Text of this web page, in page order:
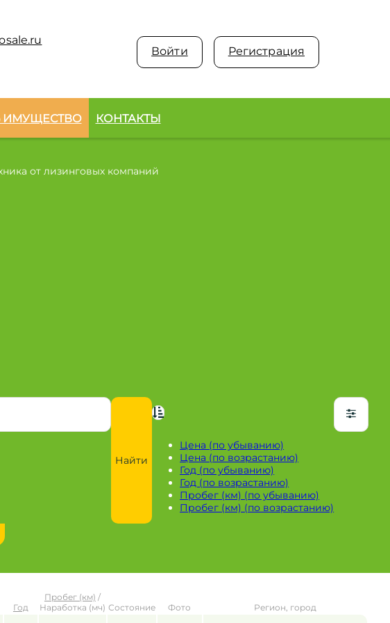
Войти Регистрация
ИМУЩЕСТВО КОНТАКТЫ
Найти
Цена (по убыванию)
Цена (по возрастанию)
Год (по убыванию)
Год (по возрастанию)
Пробег (км) (по убыванию)
Пробег (км) (по возрастанию)
Год
Пробег (км) /
Наработка (мч) Состояние Фото Регион, город